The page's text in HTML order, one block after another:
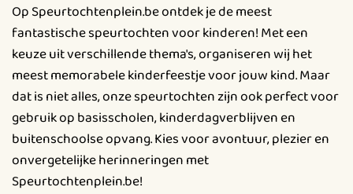
Op Speurtochtenplein.be ontdek je de meest
fantastische speurtochten voor kinderen! Met een
keuze uit verschillende thema's, organiseren wij het
meest memorabele kinderfeestje voor jouw kind. Maar
dat is niet alles, onze speurtochten zijn ook perfect voor
gebruik op basisscholen, kinderdagverblijven en
buitenschoolse opvang. Kies voor avontuur, plezier en
onvergetelijke herinneringen met
Speurtochtenplein.be!